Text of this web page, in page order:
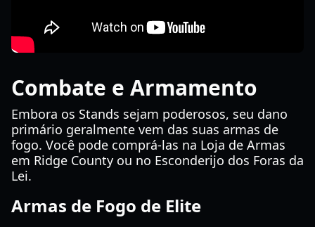
Combate e Armamento
Embora os Stands sejam poderosos, seu dano
primário geralmente vem das suas armas de
fogo. Você pode comprá-las na Loja de Armas
em Ridge County ou no Esconderijo dos Foras da
Lei.
Armas de Fogo de Elite